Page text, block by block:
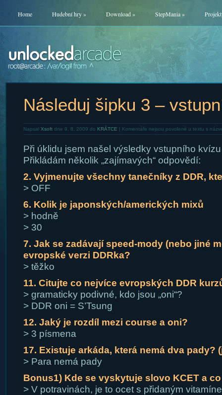
Home Hudební hry» Download» StepMania»
Následuj šipku 3 –
Napsal Xsoftdne 9. 8. 2009 do KRÁTCE | Komentáře nejsou povolené u textu s
Při úklidu jsem našel výsledky vstupního
Přikládám několik „zajímavých“ odpovědí:
2. Vyjmenujte všechny tanečníky z DDR,
> OFF
6. Kolik je japonských/amerických mixů
> hodně
> 30
7. Jak se zadávají speed-mody (nebo jiné
evropské verzi DDRka?
> těžko
11. Citujte co nejvíce evropských DDR
> gramaticky podivné, kdo jsou „oni“?
> DDR oni = S’Tsung
12. Jaký je rozdíl mezi course a oni?
> 3 písmena
17. Existuje arkáda, která nemá dva pady?
> Para nemá pady
Bonus1) Kde se vyskytuje slovo KCET a
> V potravinách, je to ocet s přidaným